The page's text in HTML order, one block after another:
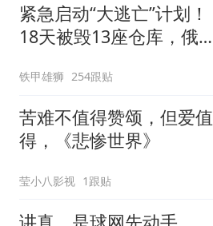
紧急启动“大逃亡”计划！
18天被毁13座仓库，俄电
策
铁甲雄狮 254跟贴
苦难不值得赞颂，但爱值
得，《悲惨世界》
莹小八影视 1跟贴